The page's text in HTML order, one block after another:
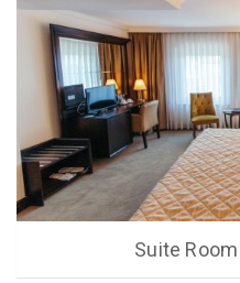
Suite